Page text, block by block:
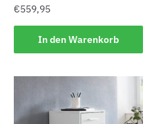
€559,95
In den Warenkorb